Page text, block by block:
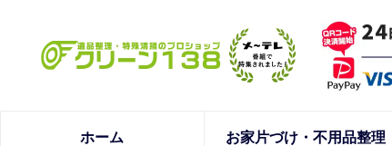
ホーム お家片づけ・不用品整理